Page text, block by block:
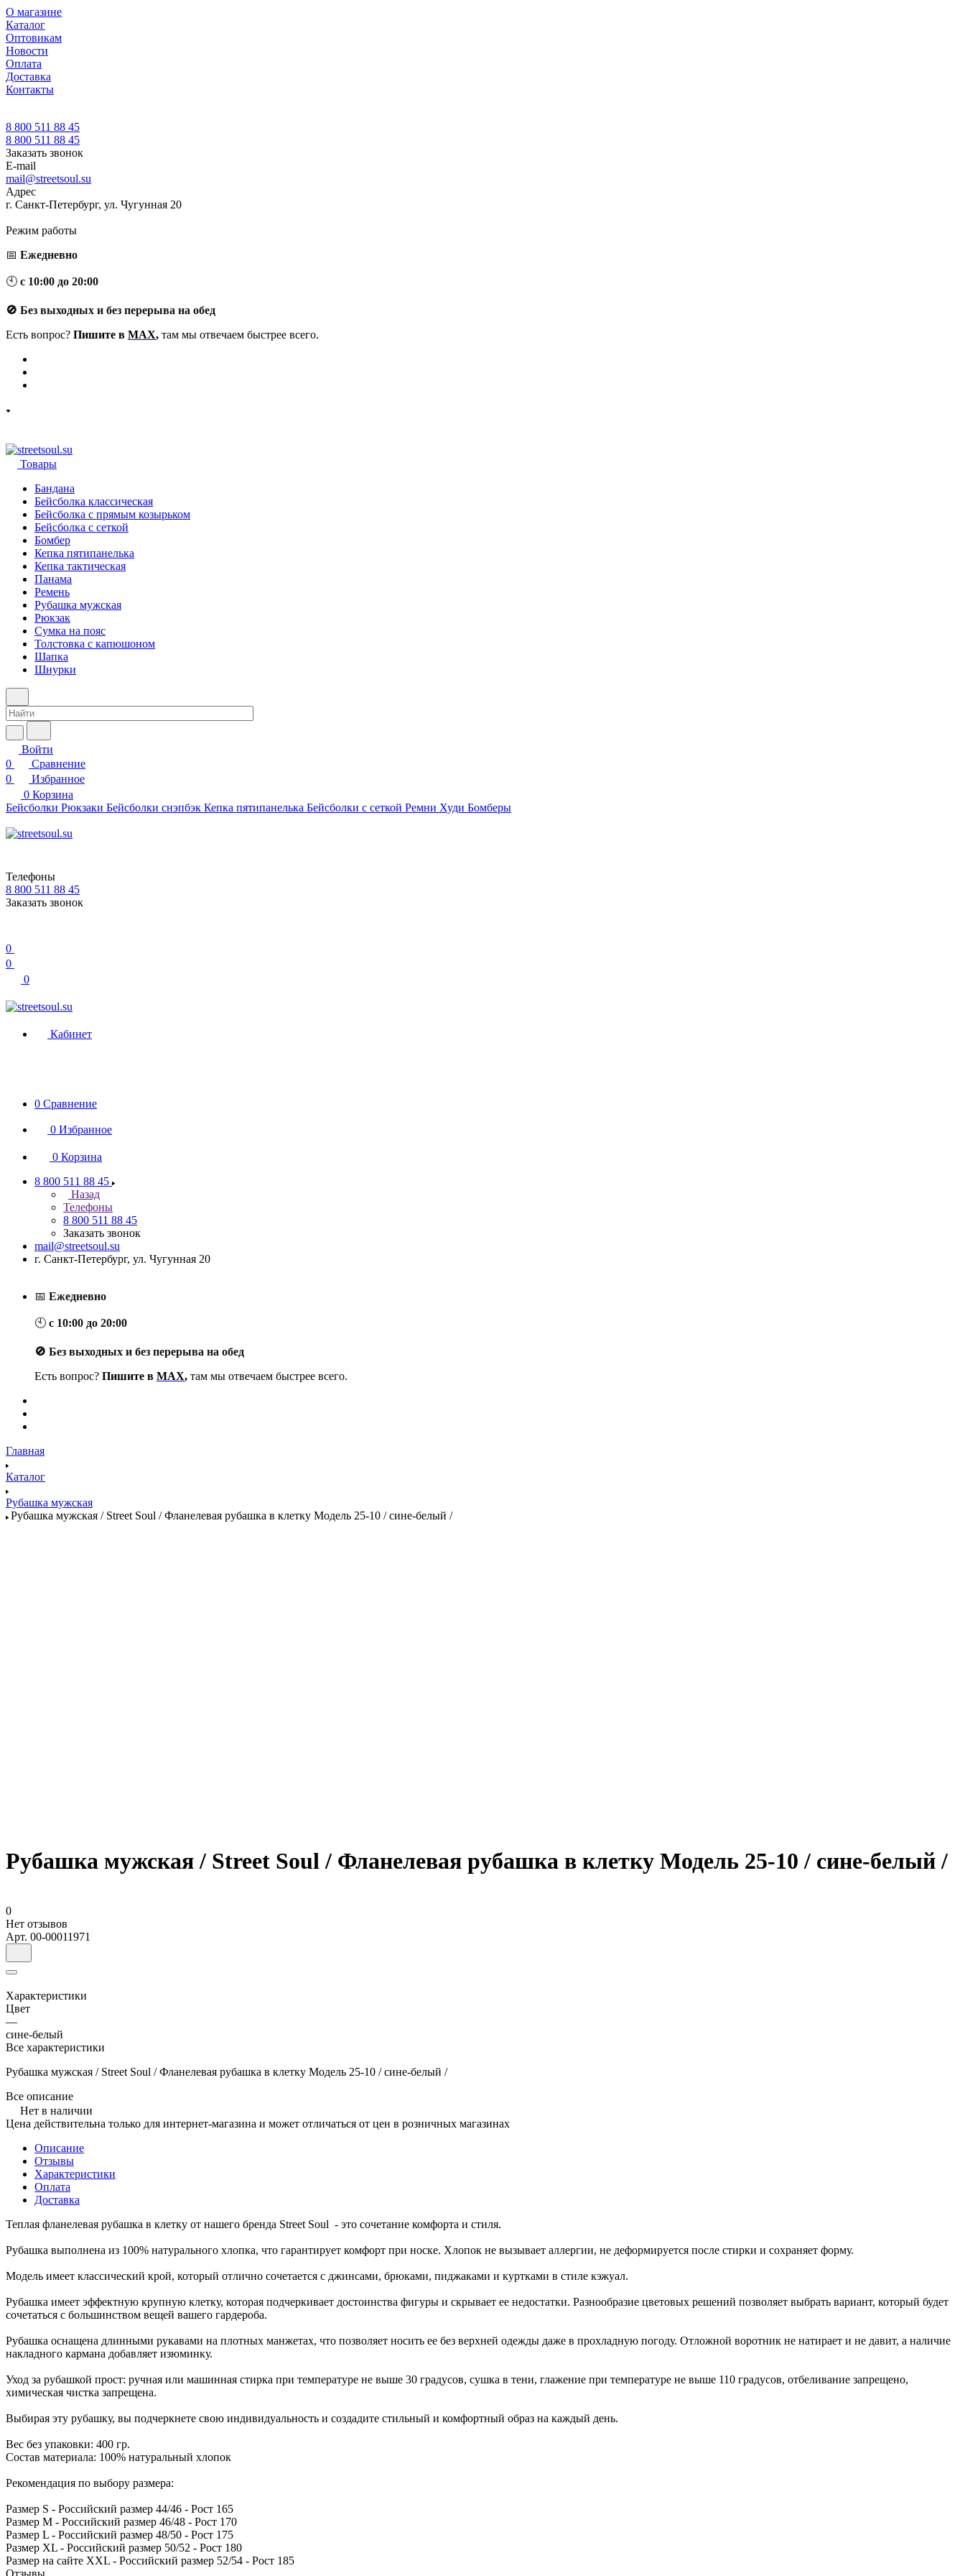
О магазине
Каталог
Оптовикам
Новости
Оплата
Доставка
Контакты
8 800 511 88 45
8 800 511 88 45
Заказать звонок
E-mail
mail@streetsoul.su
Адрес
г. Санкт-Петербург, ул. Чугунная 20
Режим работы
📅 Ежедневно
🕙 с 10:00 до 20:00
🚫 Без выходных и без перерыва на обед
Есть вопрос? Пишите в MAX, там мы отвечаем быстрее всего.
Товары
Бандана
Бейсболка классическая
Бейсболка с прямым козырьком
Бейсболка с сеткой
Бомбер
Кепка пятипанелька
Кепка тактическая
Панама
Ремень
Рубашка мужская
Рюкзак
Сумка на пояс
Толстовка с капюшоном
Шапка
Шнурки
Войти
0
Сравнение
0
Избранное
0 Корзина
Бейсболки Рюкзаки Бейсболки снэпбэк Кепка пятипанелька Бейсболки с сеткой Ремни Худи Бомберы
Телефоны
8 800 511 88 45
Заказать звонок
0
0
0
Кабинет
0 Сравнение
0 Избранное
0 Корзина
8 800 511 88 45
Назад
Телефоны
8 800 511 88 45
Заказать звонок
mail@streetsoul.su
г. Санкт-Петербург, ул. Чугунная 20
📅 Ежедневно
🕙 с 10:00 до 20:00
🚫 Без выходных и без перерыва на обед
Есть вопрос? Пишите в MAX, там мы отвечаем быстрее всего.
Главная
Каталог
Рубашка мужская
Рубашка мужская / Street Soul / Фланелевая рубашка в клетку Модель 25-10 / сине-белый /
Рубашка мужская / Street Soul / Фланелевая рубашка в клетку Модель 25-10 / сине-белый /
0
Нет отзывов
Арт. 00-00011971
Характеристики
Цвет
—
сине-белый
Все характеристики
Рубашка мужская / Street Soul / Фланелевая рубашка в клетку Модель 25-10 / сине-белый /
Все описание
Нет в наличии
Цена действительна только для интернет-магазина и может отличаться от цен в розничных магазинах
Описание
Отзывы
Характеристики
Оплата
Доставка
Теплая фланелевая рубашка в клетку от нашего бренда Street Soul - это сочетание комфорта и стиля.
Рубашка выполнена из 100% натурального хлопка, что гарантирует комфорт при носке. Хлопок не вызывает аллергии, не деформируется после стирки и сохраняет форму.
Модель имеет классический крой, который отлично сочетается с джинсами, брюками, пиджаками и куртками в стиле кэжуал.
Рубашка имеет эффектную крупную клетку, которая подчеркивает достоинства фигуры и скрывает ее недостатки. Разнообразие цветовых решений позволяет выбрать вариант, который будет
сочетаться с большинством вещей вашего гардероба.
Рубашка оснащена длинными рукавами на плотных манжетах, что позволяет носить ее без верхней одежды даже в прохладную погоду. Отложной воротник не натирает и не давит, а наличие
накладного кармана добавляет изюминку.
Уход за рубашкой прост: ручная или машинная стирка при температуре не выше 30 градусов, сушка в тени, глажение при температуре не выше 110 градусов, отбеливание запрещено,
химическая чистка запрещена.
Выбирая эту рубашку, вы подчеркнете свою индивидуальность и создадите стильный и комфортный образ на каждый день.
Вес без упаковки: 400 гр.
Состав материала: 100% натуральный хлопок
Рекомендация по выбору размера:
Размер S - Российский размер 44/46 - Рост 165
Размер M - Российский размер 46/48 - Рост 170
Размер L - Российский размер 48/50 - Рост 175
Размер XL - Российский размер 50/52 - Рост 180
Размер на сайте XXL - Российский размер 52/54 - Рост 185
Отзывы